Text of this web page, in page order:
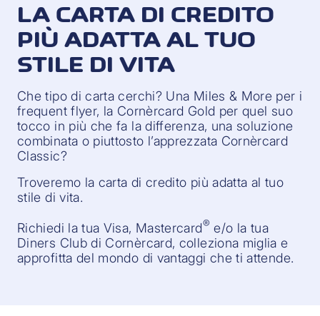
LA CARTA DI CREDITO
PIÙ ADATTA AL TUO
STILE DI VITA
Che tipo di carta cerchi? Una Miles & More per i
frequent flyer, la Cornèrcard Gold per quel suo
tocco in più che fa la differenza, una soluzione
combinata o piuttosto l’apprezzata Cornèrcard
Classic?
Troveremo la carta di credito più adatta al tuo
stile di vita.
Richiedi la tua Visa, Mastercard® e/o la tua
Diners Club di Cornèrcard, colleziona miglia e
approfitta del mondo di vantaggi che ti attende.